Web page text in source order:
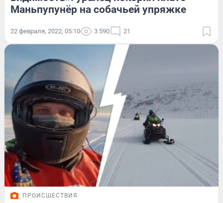
Маньпупунёр на собачьей упряжке
22 февраля, 2022, 05:10 3 590 21
ПРОИСШЕСТВИЯ